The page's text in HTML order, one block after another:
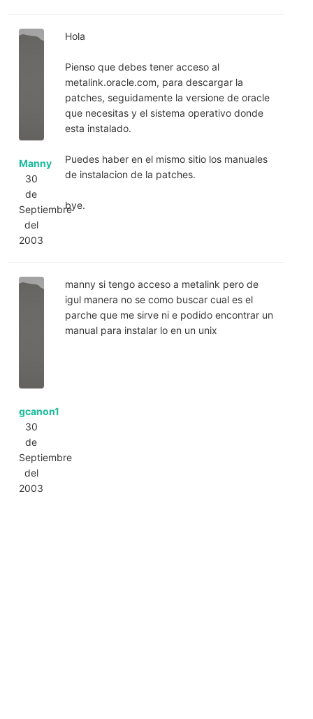
Manny
30
de
Septiembre
del
2003
Hola
Pienso que debes tener acceso al
metalink.oracle.com, para descargar la
patches, seguidamente la versione de oracle
que necesitas y el sistema operativo donde
esta instalado.
Puedes haber en el mismo sitio los manuales
de instalacion de la patches.
bye.
gcanon1
30
de
Septiembre
del
2003
manny si tengo acceso a metalink pero de
igul manera no se como buscar cual es el
parche que me sirve ni e podido encontrar un
manual para instalar lo en un unix